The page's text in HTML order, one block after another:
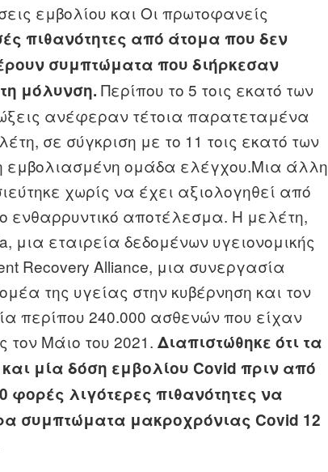
εμβολίου και Οι πρωτοφανείς
πιθανότητες από άτομα που δεν
συμπτώματα που διήρκεσαν
μόλυνση. Περίπου το 5 τοις εκατό των
ανέφεραν τέτοια παρατεταμένα
σε σύγκριση με το 11 τοις εκατό των
εμβολιασμένη ομάδα ελέγχου.Μια άλλη
χωρίς να έχει αξιολογηθεί από
ενθαρρυντικό αποτέλεσμα. Η μελέτη,
μια εταιρεία δεδομένων υγειονομικής
Recovery Alliance, μια συνεργασία
της υγείας στην κυβέρνηση και τον
περίπου 240.000 ασθενών που είχαν
τον Μάιο του 2021.Διαπιστώθηκε ότι τα
μία δόση εμβολίου Covid πριν από
φορές λιγότερες πιθανότητες να
συμπτώματα μακροχρόνιας Covid 12